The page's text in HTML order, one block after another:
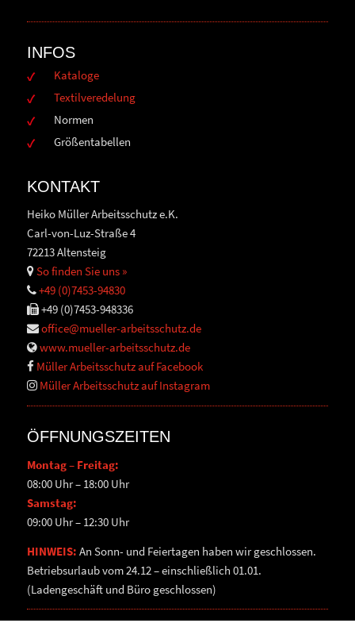
INFOS
Kataloge
Textilveredelung
Normen
Größentabellen
KONTAKT
Heiko Müller Arbeitsschutz e.K.
Carl-von-Luz-Straße 4
72213 Altensteig
So finden Sie uns »
+49 (0)7453-94830
+49 (0)7453-948336
office@mueller-arbeitsschutz.de
www.mueller-arbeitsschutz.de
Müller Arbeitsschutz auf Facebook
Müller Arbeitsschutz auf Instagram
ÖFFNUNGSZEITEN
Montag – Freitag:
08:00 Uhr – 18:00 Uhr
Samstag:
09:00 Uhr – 12:30 Uhr
HINWEIS: An Sonn- und Feiertagen haben wir geschlossen.
Betriebsurlaub vom 24.12 – einschließlich 01.01.
(Ladengeschäft und Büro geschlossen)